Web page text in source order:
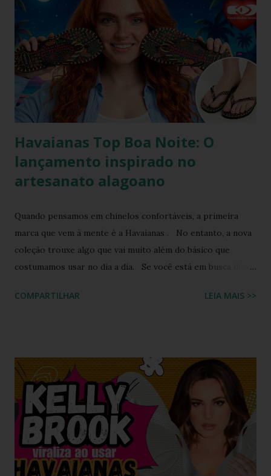
gravidade e da moda: o salto plataforma construído com
Havaianas . A ironia da "Basiquinha": O figurino de joias
Antes de chegarmos aos pés, precisamos falar sobre a
armadura de brilho que Paolla ostentou. O conjunto,
composto por um top e uma minissaia, não era apenas
"bordado", mas sim uma escultura de pedrarias
multicoloridas . ...
Havaianas Top Boa Noite: O
lançamento inspirado no
artesanato alagoano
Quando pensamos em chinelos confortáveis, a primeira
marca que vem à mente é a Havaianas . No entanto, a nova
coleção trouxe algo que vai muito além do básico que
costumamos usar no dia a dia. Se você está em busca de
riqueza cultural do Nordeste brasileiro, o Chinelo
verdadeira declaração de estilo e arte. Você já imaginou
carregar na sola dos seus pés uma tradição que é
transmitida de geração em geração pelas artesãs do sertão
alagoano? O grande segredo deste lançamento está na
habilidade de traduzir a identidade cultural brasileira em um
acessório de moda contemporâneo, sem perder a essência
da versatilidade que consagrou o formato clássico. É a
COMPARTILHAR LEIA MAIS >>